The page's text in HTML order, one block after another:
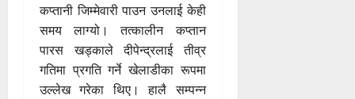
कप्तानी जिम्मेवारी पाउन उनलाई केही
समय लाग्यो। तत्कालीन कप्तान
पारस खड्काले दीपेन्द्रलाई तीव्र
गतिमा प्रगति गर्ने खेलाडीका रूपमा
उल्लेख गरेका थिए। हालै सम्पन्न